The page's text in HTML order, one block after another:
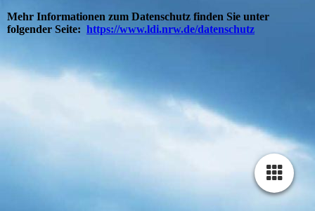
Mehr Informationen zum Datenschutz finden Sie unter
folgender Seite: https://www.ldi.nrw.de/datenschutz